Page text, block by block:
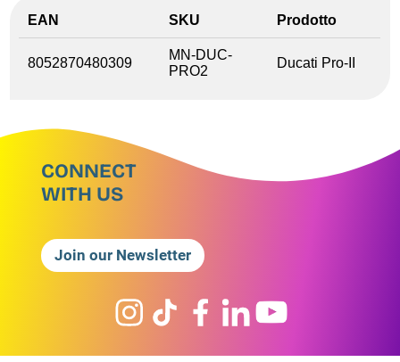
EAN SKU Prodotto
8052870480309
MN-DUC-
PRO2
Ducati Pro-II
CONNECT
WITH US
Join our Newsletter